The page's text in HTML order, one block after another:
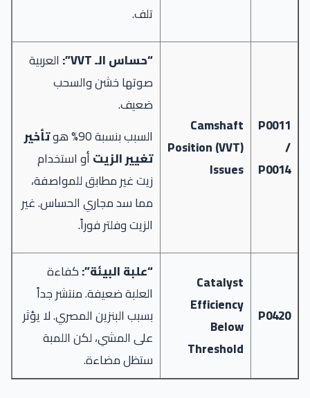
تلف.
P0011
/
P0014
Camshaft
Position (VVT)
Issues
“حساس الـ VVT”:
العربية
صوتها خشن والسحب
ضعيف.
السبب بنسبة 90% هو
تأخير
تغيير الزيتأو استخدام
زيت غير مطابق للمواصفة،
مما سد مجاري الحساس. غير
الزيت وفلتر فوراً.
P0420
Catalyst
Efficiency
Below
Threshold
“علبة البيئة”:كفاءة
العلبة ضعيفة. منتشر جداً
بسبب البنزين المصري. لا يؤثر
على المشي، لكن اللمبة
ستظل مضاءة.